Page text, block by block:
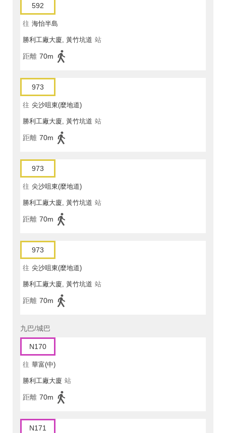
592
往 海怡半島
勝利工廠大廈, 黃竹坑道 站
距離 70m
973
往 尖沙咀東(麼地道)
勝利工廠大廈, 黃竹坑道 站
距離 70m
973
往 尖沙咀東(麼地道)
勝利工廠大廈, 黃竹坑道 站
距離 70m
973
往 尖沙咀東(麼地道)
勝利工廠大廈, 黃竹坑道 站
距離 70m
九巴/城巴
N170
往 華富(中)
勝利工廠大廈 站
距離 70m
N171